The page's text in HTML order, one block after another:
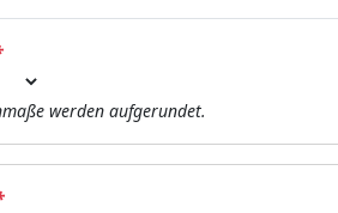
werden aufgerundet.